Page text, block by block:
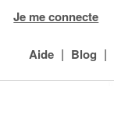
Je me connecte
Aide | Blog |